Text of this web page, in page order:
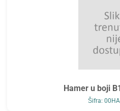
Hamer u boji
Šifra: